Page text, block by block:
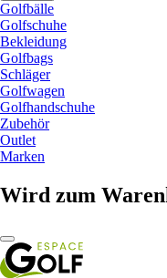
Golfbälle
Golfschuhe
Bekleidung
Golfbags
Schläger
Golfwagen
Golfhandschuhe
Zubehör
Outlet
Marken
Wird zum